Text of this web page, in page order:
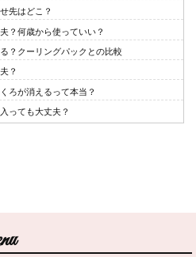
先はどこ？
？何歳から使っていい？
？クーリングパックとの比較
？
ろが消えるって本当？
っても大丈夫？